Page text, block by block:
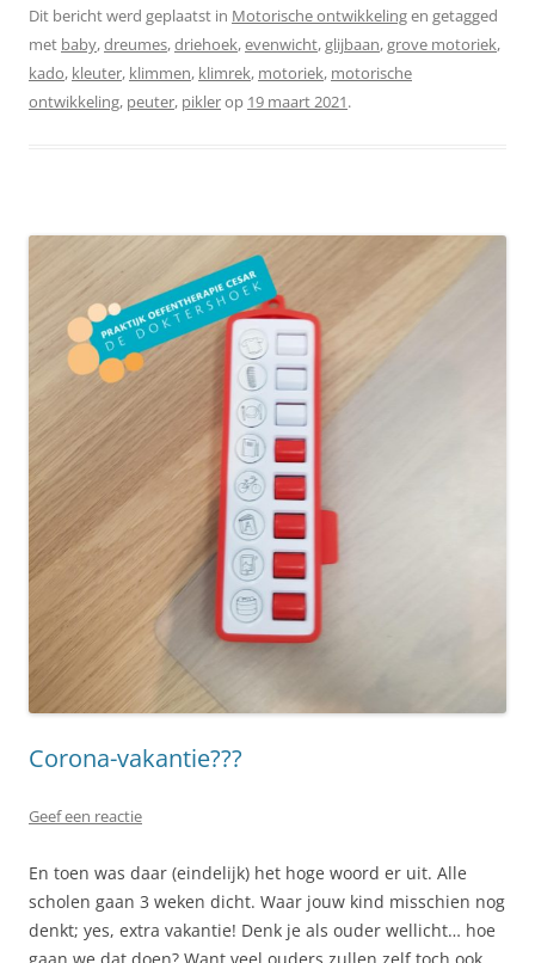
Dit bericht werd geplaatst in Motorische ontwikkelingen getagged
met baby,dreumes,driehoek,evenwicht,glijbaan,grove motoriek,
kado, kleuter, klimmen, klimrek, motoriek, motorische
ontwikkeling, peuter, piklerop 19 maart 2021.
Corona-vakantie???
Geef een reactie
En toen was daar (eindelijk) het hoge woord er uit. Alle
scholen gaan 3 weken dicht. Waar jouw kind misschien nog
denkt; yes, extra vakantie! Denk je als ouder wellicht… hoe